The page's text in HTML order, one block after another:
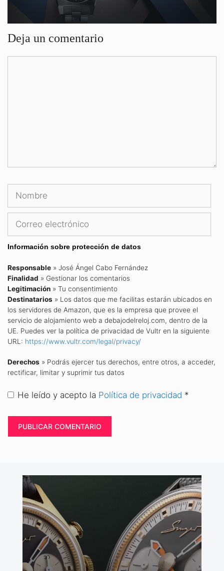
Deja un comentario
Nombre
Información sobre protección de datos
Responsable » José Ángel Cabo Fernández
Finalidad » Gestionar los comentarios
Legitimación » Tu consentimiento
Destinatarios » Los datos que me facilitas estarán ubicados en
los servidores de Amazon, que es la empresa que provee el
servicio de alojamiento web a debajodelreloj.com, dentro de la
UE. Puedes ver la política de privacidad de Vultr en la siguiente
URL: https://www.vultr.com/legal/privacy/
Derechos » Podrás ejercer tus derechos, entre otros, a acceder,
rectificar, limitar y suprimir tus datos
He leído y acepto la Política de privacidad *